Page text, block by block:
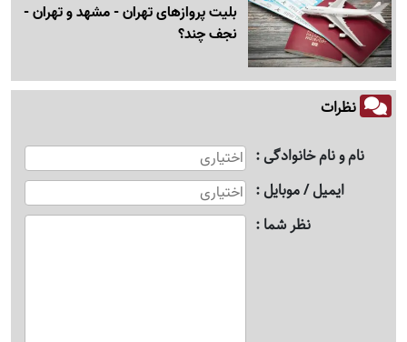
بلیت پروازهای تهران - مشهد و تهران -
نجف چند؟
نظرات
نام و نام خانوادگی
ایمیل / موبایل
نظر شما